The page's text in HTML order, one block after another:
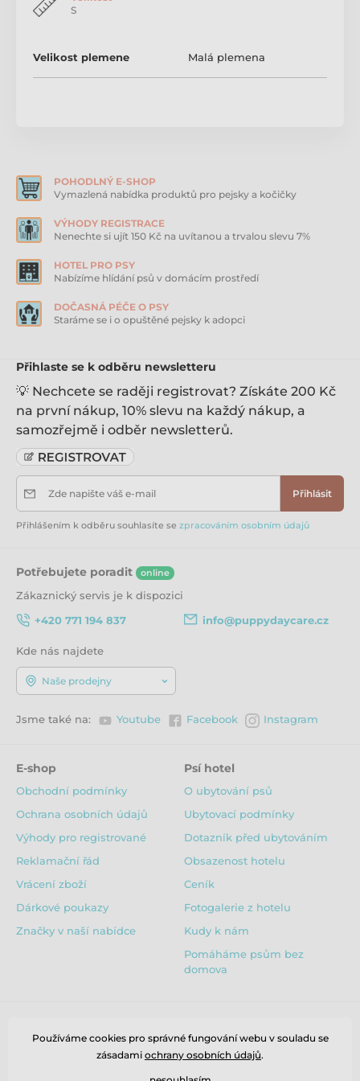
KONG Gumové a latexové hračky pro psy
S
Velikost plemene Malá plemena
POHODLNÝ E-SHOP
Vymazlená nabídka produktů pro pejsky a kočičky
VÝHODY REGISTRACE
Nenechte si ujít 150 Kč na uvítanou a trvalou slevu 7%
HOTEL PRO PSY
Nabízíme hlídání psů v domácím prostředí
DOČASNÁ PÉČE O PSY
Staráme se i o opuštěné pejsky k adopci
Přihlaste se k odběru newsletteru
💡 Nechcete se raději registrovat? Získáte 200 Kč
na první nákup, 10% slevu na každý nákup, a
samozřejmě i odběr newsletterů.
Zde napište váš e-mail Přihlásit
Přihlášením k odběru souhlasíte se zpracováním osobním údajů
Potřebujete poradit online
Zákaznický servis je k dispozici
+420 771 194 837
info@puppydaycare.cz
Kde nás najdete
Naše prodejny
Jsme také na: Youtube Facebook Instagram
E-shop
Obchodní podmínky
Ochrana osobních údajů
Výhody pro registrované
Reklamační řád
Vrácení zboží
Dárkové poukazy
Značky v naší nabídce
Psí hotel
O ubytování psů
Ubytovací podmínky
Dotazník před ubytováním
Obsazenost hotelu
Ceník
Fotogalerie z hotelu
Kudy k nám
Pomáháme psům bez
domova
Používáme cookies pro správné fungování webu v souladu se
zásadami ochrany osobních údajů.